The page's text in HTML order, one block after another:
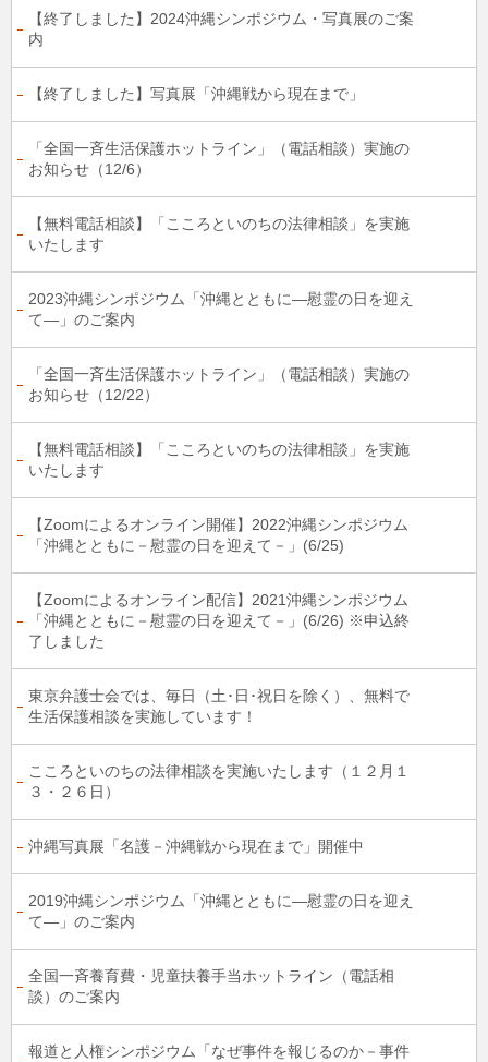
【終了しました】2024沖縄シンポジウム・写真展のご案
内
【終了しました】写真展「沖縄戦から現在まで」
「全国一斉生活保護ホットライン」（電話相談）実施の
お知らせ（12/6）
【無料電話相談】「こころといのちの法律相談」を実施
いたします
2023沖縄シンポジウム「沖縄とともに―慰霊の日を迎え
て―」のご案内
「全国一斉生活保護ホットライン」（電話相談）実施の
お知らせ（12/22）
【無料電話相談】「こころといのちの法律相談」を実施
いたします
【Zoomによるオンライン開催】2022沖縄シンポジウム
「沖縄とともに－慰霊の日を迎えて－」(6/25)
【Zoomによるオンライン配信】2021沖縄シンポジウム
「沖縄とともに－慰霊の日を迎えて－」(6/26) ※申込終
了しました
東京弁護士会では、毎日（土･日･祝日を除く）、無料で
生活保護相談を実施しています！
こころといのちの法律相談を実施いたします（１２月１
３・２６日）
沖縄写真展「名護－沖縄戦から現在まで」開催中
2019沖縄シンポジウム「沖縄とともに―慰霊の日を迎え
て―」のご案内
全国一斉養育費・児童扶養手当ホットライン（電話相
談）のご案内
報道と人権シンポジウム「なぜ事件を報じるのか－事件